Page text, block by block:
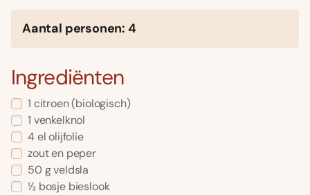
Aantal personen: 4
Ingrediënten
1 citroen (biologisch)
1 venkelknol
4 el olijfolie
zout en peper
50 g veldsla
½ bosje bieslook